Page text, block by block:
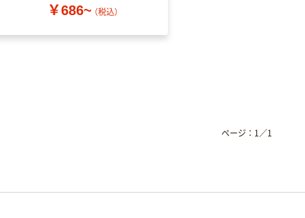
￥686~ （税込）
ページ： 1 ／1